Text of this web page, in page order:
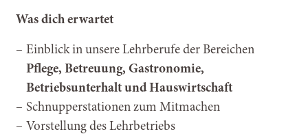
Was dich erwartet
Einblick in unsere Lehrberufe der Bereichen
Pflege, Betreuung, Gastronomie,
Betriebsunterhalt und Hauswirtschaft
Schnupperstationen zum Mitmachen
Vorstellung des Lehrbetriebs